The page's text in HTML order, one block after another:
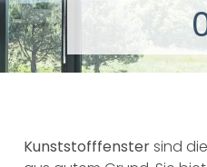
Kunststofffenstersind